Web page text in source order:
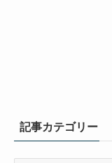
記事カテゴリー